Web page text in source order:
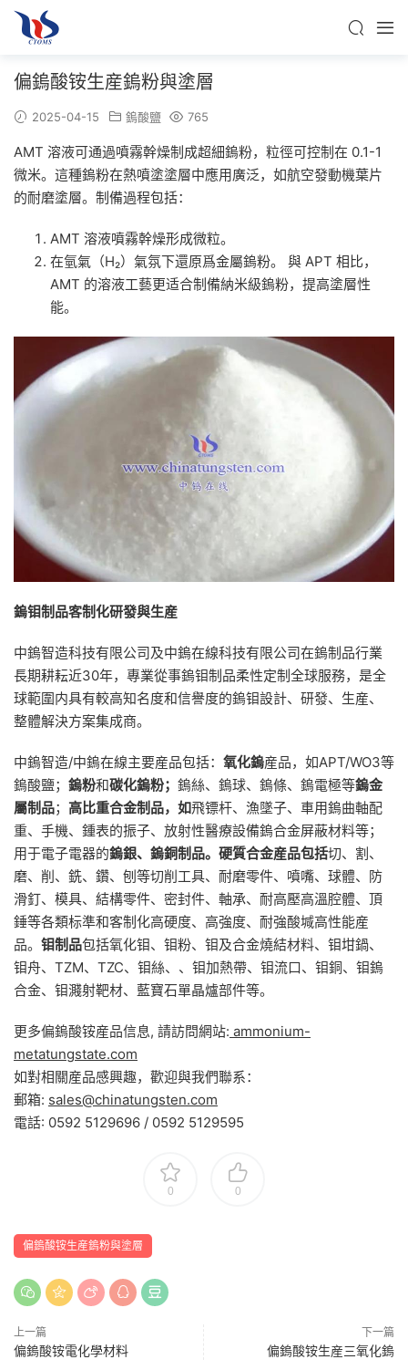
偏鎢酸铵生産鎢粉與塗層
2025-04-15 鎢酸鹽 765
AMT 溶液可通過噴霧幹燥制成超細鎢粉，粒徑可控制在 0.1-1
微米。這種鎢粉在熱噴塗塗層中應用廣泛，如航空發動機葉片
的耐磨塗層。制備過程包括：
AMT 溶液噴霧幹燥形成微粒。
在氫氣（H₂）氣氛下還原爲金屬鎢粉。 與 APT 相比，
AMT 的溶液工藝更适合制備納米級鎢粉，提高塗層性
能。
鎢钼制品客制化研發與生産
中鎢智造科技有限公司及中鎢在線科技有限公司在鎢制品行業
長期耕耘近30年，專業從事鎢钼制品柔性定制全球服務，是全
球範圍内具有較高知名度和信譽度的鎢钼設計、研發、生産、
整體解決方案集成商。
中鎢智造/中鎢在線主要産品包括： 氧化鎢産品，如APT/WO3等
鎢酸鹽； 鎢粉和碳化鎢粉； 鎢絲、鎢球、鎢條、鎢電極等鎢金
屬制品； 高比重合金制品，如飛镖杆、漁墜子、車用鎢曲軸配
重、手機、鍾表的振子、放射性醫療設備鎢合金屏蔽材料等；
用于電子電器的鎢銀、鎢銅制品。硬質合金産品包括切、割、
磨、削、銑、鑽、刨等切削工具、耐磨零件、噴嘴、球體、防
滑釘、模具、結構零件、密封件、軸承、耐高壓高溫腔體、頂
錘等各類标準和客制化高硬度、高強度、耐強酸堿高性能産
品。 钼制品包括氧化钼、钼粉、钼及合金燒結材料、钼坩鍋、
钼舟、TZM、TZC、钼絲、、钼加熱帶、钼流口、钼銅、钼鎢
合金、钼濺射靶材、藍寶石單晶爐部件等。
更多偏鎢酸铵産品信息, 請訪問網站: ammonium-
metatungstate.com
如對相關産品感興趣，歡迎與我們聯系：
郵箱: sales@chinatungsten.com
電話: 0592 5129696 / 0592 5129595
0 0
偏鎢酸铵生産鎢粉與塗層
上一篇
偏鎢酸铵電化學材料
下一篇
偏鎢酸铵生産三氧化鎢